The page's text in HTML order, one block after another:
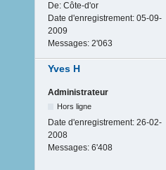
De: Côte-d'or
Date d'enregistrement: 05-09-
2009
Messages: 2'063
Yves H
Administrateur
Hors ligne
Date d'enregistrement: 26-02-
2008
Messages: 6'408